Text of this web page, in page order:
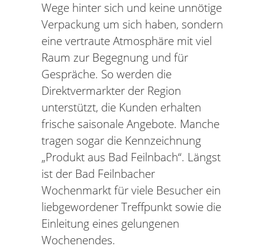
Wege hinter sich und keine unnötige
Verpackung um sich haben, sondern
eine vertraute Atmosphäre mit viel
Raum zur Begegnung und für
Gespräche. So werden die
Direktvermarkter der Region
unterstützt, die Kunden erhalten
frische saisonale Angebote. Manche
tragen sogar die Kennzeichnung
„Produkt aus Bad Feilnbach“. Längst
ist der Bad Feilnbacher
Wochenmarkt für viele Besucher ein
liebgewordener Treffpunkt sowie die
Einleitung eines gelungenen
Wochenendes.